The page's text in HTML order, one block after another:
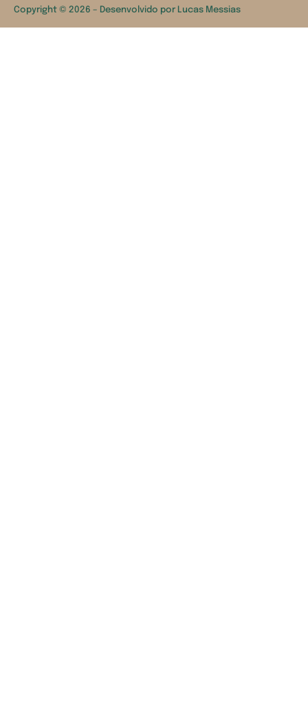
Copyright © 2026 – Desenvolvido por Lucas Messias